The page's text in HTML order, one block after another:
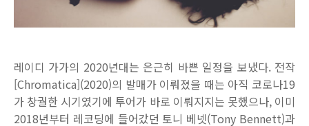
레이디 가가의 2020년대는 은근히 바쁜 일정을 보냈다. 전작
[Chromatica](2020)의 발매가 이뤄졌을 때는 아직 코로나19
가 창궐한 시기였기에 투어가 바로 이뤄지지는 못했으나, 이미
2018년부터 레코딩에 들어갔던 토니 베넷(Tony Bennett)과